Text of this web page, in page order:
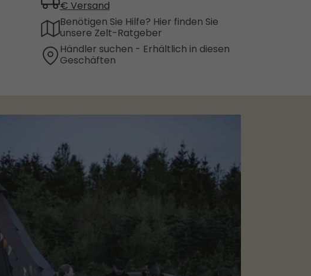
€ Versand
Benötigen Sie Hilfe? Hier finden Sie
unsere Zelt-Ratgeber
Händler suchen - Erhältlich in diesen
Geschäften